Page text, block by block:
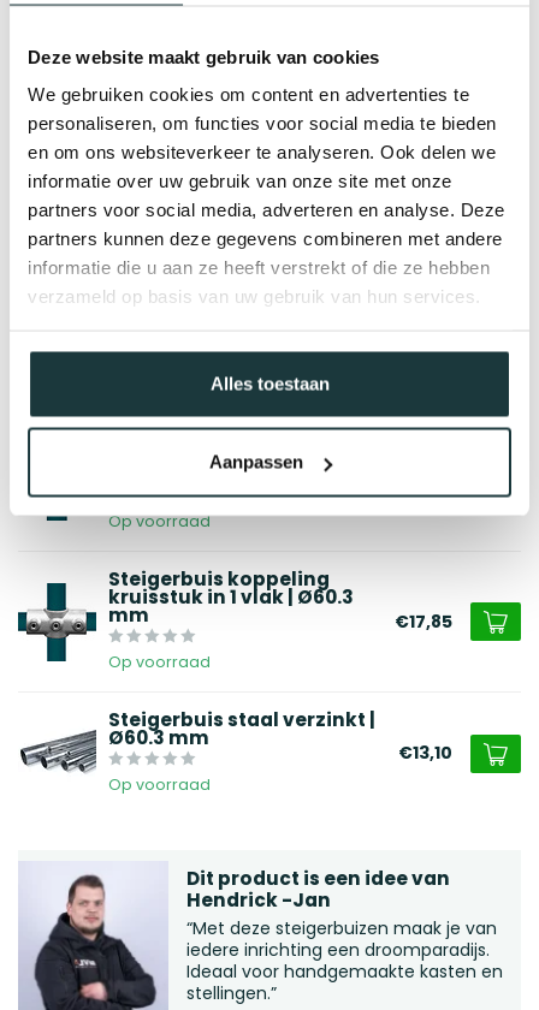
Deze website maakt gebruik van cookies
We gebruiken cookies om content en advertenties te
personaliseren, om functies voor social media te bieden
en om ons websiteverkeer te analyseren. Ook delen we
informatie over uw gebruik van onze site met onze
partners voor social media, adverteren en analyse. Deze
partners kunnen deze gegevens combineren met andere
informatie die u aan ze heeft verstrekt of die ze hebben
verzameld op basis van uw gebruik van hun services.
Alles toestaan
Aanpassen
Gerelateerde producten
€22,92
Steigerbuis koppeling 3-
weg kniestuk 90° | Ø33.7
Op voorraad
Steigerbuis koppeling
kruisstuk in 1 vlak | Ø60.3
mm
Op voorraad
€17,85
Steigerbuis staal verzinkt |
Ø60.3 mm
Op voorraad
€13,10
Dit product is een idee van
Hendrick -Jan
“Met deze steigerbuizen maak je van
iedere inrichting een droomparadijs.
Ideaal voor handgemaakte kasten en
stellingen.”